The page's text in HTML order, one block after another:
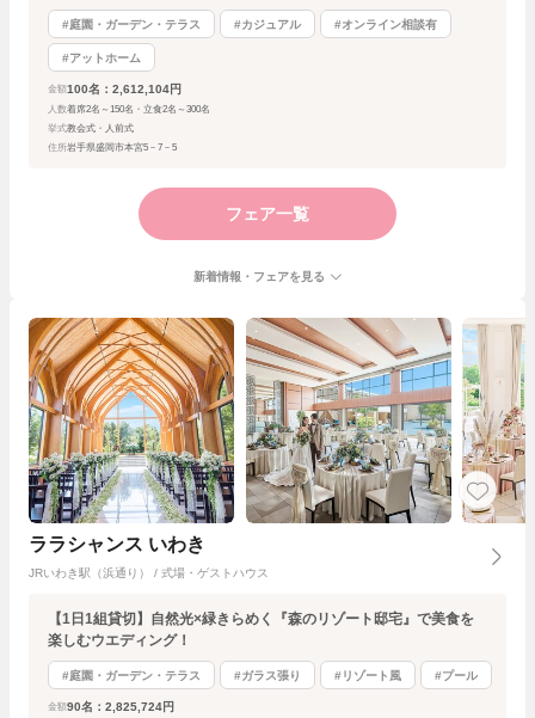
#庭園・ガーデン・テラス #カジュアル #オンライン相談有
#アットホーム
金額 100名：2,612,104円
人数着席2名～150名・立食2名～300名
挙式教会式・人前式
住所岩手県盛岡市本宮5－7－5
フェア一覧
新着情報・フェアを見る
ララシャンス いわき
JRいわき駅（浜通り） / 式場・ゲストハウス
【1日1組貸切】自然光×緑きらめく『森のリゾート邸宅』で美食を
楽しむウエディング！
#庭園・ガーデン・テラス #ガラス張り #リゾート風 #プール
金額 90名：2,825,724円